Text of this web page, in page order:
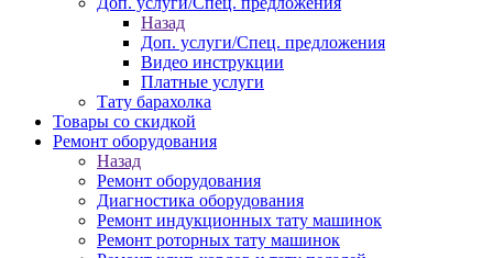
Назад
Доп. услуги/Спец. предложения
Видео инструкции
Платные услуги
Тату барахолка
Товары со скидкой
Ремонт оборудования
Назад
Ремонт оборудования
Диагностика оборудования
Ремонт индукционных тату машинок
Ремонт роторных тату машинок